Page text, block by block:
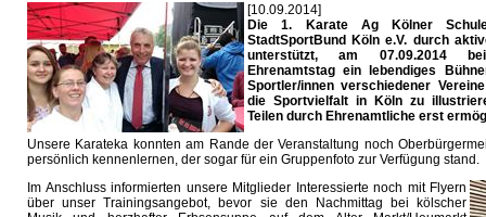
[10.09.2014]
Die 1. Karate Ag Kölner
StadtSportBund Köln e.V. durch
unterstützt, am 07.09.2014
Ehrenamtstag ein lebendiges
Sportler/innen verschiedener
die Sportvielfalt in Köln zu
Teilen durch Ehrenamtliche erst
Unsere Karateka konnten am Rande der Veranstaltung noch
persönlich kennenlernen, der sogar für ein Gruppenfoto zur Verfügung stand.
Im Anschluss informierten unsere Mitglieder Interessierte noch mit Flyern
über unser Trainingsangebot, bevor sie den Nachmittag bei kölscher